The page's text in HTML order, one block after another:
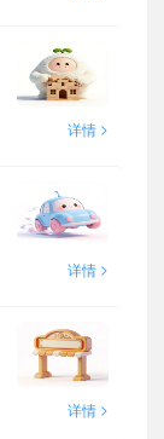
详情 >
详情 >
详情 >